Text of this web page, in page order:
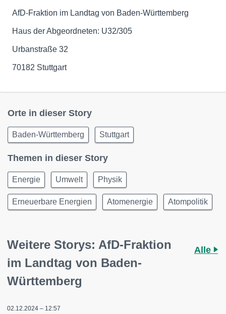
AfD-Fraktion im Landtag von Baden-Württemberg
Haus der Abgeordneten: U32/305
Urbanstraße 32
70182 Stuttgart
Orte in dieser Story
Baden-Württemberg Stuttgart
Themen in dieser Story
Energie Umwelt Physik
Erneuerbare Energien Atomenergie Atompolitik
Weitere Storys: AfD-Fraktion
im Landtag von Baden-
Württemberg
Alle
02.12.2024 – 12:57